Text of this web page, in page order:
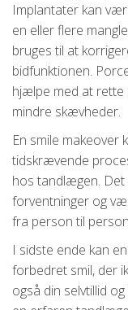
Implantater kan
en eller flere
bruges til at
bidfunktionen.
hjælpe med at rette
mindre skævheder.
En smile
tidskrævende
hos tandlægen. Det
forventninger og
fra person til
I sidste ende kan
forbedret smil, der
også din selvtillid